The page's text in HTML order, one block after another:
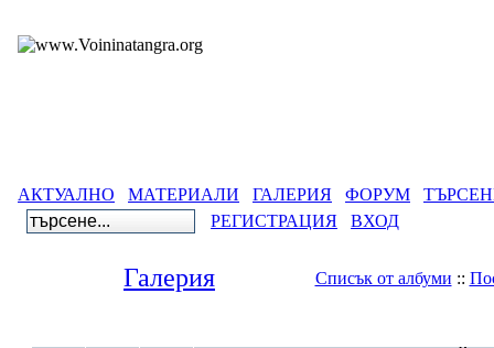
АКТУАЛНО МАТЕРИАЛИ ГАЛЕРИЯ ФОРУМ
РЕГИСТРАЦИЯ
ВХОД
Галерия Списък от албуми ::